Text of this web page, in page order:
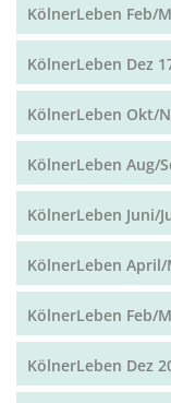
KölnerLeben Feb/
KölnerLeben Dez
KölnerLeben Okt/
KölnerLeben Aug/
KölnerLeben Juni/
KölnerLeben April/
KölnerLeben Feb/
KölnerLeben Dez